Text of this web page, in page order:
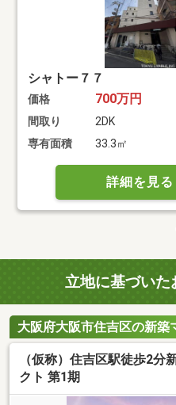
シャトー７７
価格 700万円
間取り
2DK
専有面積
33.3㎡
詳細を見る
立地に基づいた
大阪府大阪市住吉区の新築
（仮称）住吉区駅徒歩2分
クト 第1期